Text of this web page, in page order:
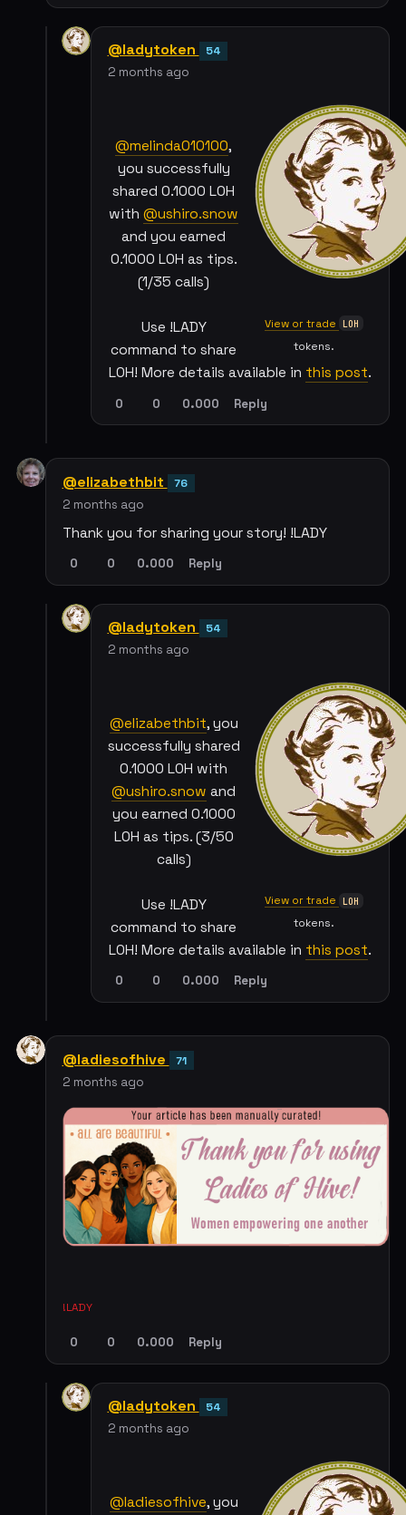
@ladytoken 54
2 months ago
View or trade LOH
tokens.
@melinda010100,
you successfully
shared 0.1000 LOH
with@ushiro.snow
and you earned
0.1000 LOH as tips.
(1/35 calls)
Use !LADY
command to share
LOH! More details available in this post.
0 0 0.000 Reply
@elizabethbit 76
2 months ago
Thank you for sharing your story! !LADY
0 0 0.000 Reply
@ladytoken 54
2 months ago
View or trade LOH
tokens.
@elizabethbit, you
successfully shared
0.1000 LOH with
@ushiro.snow and
you earned 0.1000
LOH as tips. (3/50
calls)
Use !LADY
command to share
LOH! More details available in this post.
0 0 0.000 Reply
@ladiesofhive 71
2 months ago
!LADY
0 0 0.000 Reply
@ladytoken 54
2 months ago
@ladiesofhive, you